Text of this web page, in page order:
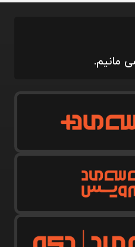
مانیم.